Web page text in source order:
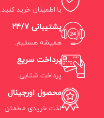
با اطمینان خرید کنید.
پشتیبانی 24/7
همیشه هستیم.
پرداخت سریع
پرداخت شتابی.
محصول اورجینال
لذت خریدی مطمئن.